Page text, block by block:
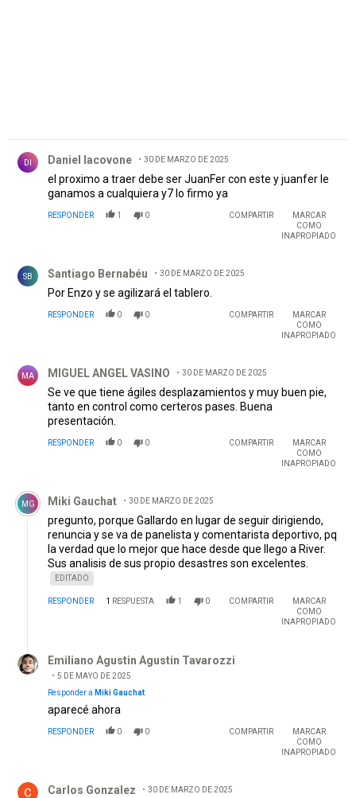
DI Daniel Iacovone 30 DE MARZO DE 2025
el proximo a traer debe ser JuanFer con este y juanfer le
ganamos a cualquiera y7 lo firmo ya
RESPONDER 1 0 COMPARTIR
MARCAR
COMO
INAPROPIADO
SB Santiago Bernabéu 30 DE MARZO DE 2025
Por Enzo y se agilizará el tablero.
RESPONDER 0 0 COMPARTIR
MARCAR
COMO
INAPROPIADO
MA MIGUEL ANGEL VASINO 30 DE MARZO DE 2025
Se ve que tiene ágiles desplazamientos y muy buen pie,
tanto en control como certeros pases. Buena
presentación.
RESPONDER 0 0 COMPARTIR
MARCAR
COMO
INAPROPIADO
Comentario de Miki Gauchat.
MG Miki Gauchat 30 DE MARZO DE 2025
pregunto, porque Gallardo en lugar de seguir dirigiendo,
renuncia y se va de panelista y comentarista deportivo, pq
la verdad que lo mejor que hace desde que llego a River.
Sus analisis de sus propio desastres son excelentes.
EDITADO
RESPONDER 1 RESPUESTA 1 0 COMPARTIR
MARCAR
COMO
INAPROPIADO
Emiliano Agustin Agustin Tavarozzi
5 DE MAYO DE 2025
Responder a Miki Gauchat
aparecé ahora
RESPONDER 0 0 COMPARTIR
MARCAR
COMO
INAPROPIADO
Carlos Gonzalez 30 DE MARZO DE 2025